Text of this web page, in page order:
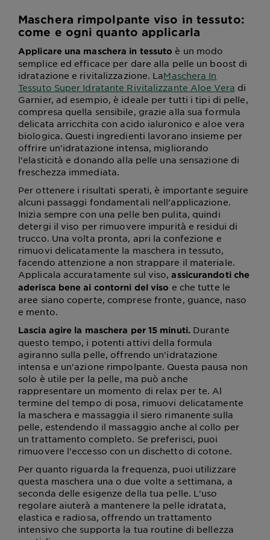
Maschera rimpolpante viso in tessuto:
come e ogni quanto applicarla
Applicare una maschera in tessuto è un modo
semplice ed efficace per dare alla pelle un boost di
idratazione e rivitalizzazione. LaMaschera In
Tessuto Super Idratante Rivitalizzante Aloe Vera di
Garnier, ad esempio, è ideale per tutti i tipi di pelle,
compresa quella sensibile, grazie alla sua formula
delicata arricchita con acido ialuronico e aloe vera
biologica. Questi ingredienti lavorano insieme per
offrire un'idratazione intensa, migliorando
l'elasticità e donando alla pelle una sensazione di
freschezza immediata.
Per ottenere i risultati sperati, è importante seguire
alcuni passaggi fondamentali nell'applicazione.
Inizia sempre con una pelle ben pulita, quindi
detergi il viso per rimuovere impurità e residui di
trucco. Una volta pronta, apri la confezione e
rimuovi delicatamente la maschera in tessuto,
facendo attenzione a non strappare il materiale.
Applicala accuratamente sul viso,assicurandoti che
aderisca bene ai contorni del viso e che tutte le
aree siano coperte, comprese fronte, guance, naso
e mento.
Lascia agire la maschera per 15 minuti.Durante
questo tempo, i potenti attivi della formula
agiranno sulla pelle, offrendo un'idratazione
intensa e un'azione rimpolpante. Questa pausa non
solo è utile per la pelle, ma può anche
rappresentare un momento di relax per te. Al
termine del tempo di posa, rimuovi delicatamente
la maschera e massaggia il siero rimanente sulla
pelle, estendendo il massaggio anche al collo per
un trattamento completo. Se preferisci, puoi
rimuovere l'eccesso con un dischetto di cotone.
Per quanto riguarda la frequenza, puoi utilizzare
questa maschera una o due volte a settimana, a
seconda delle esigenze della tua pelle. L'uso
regolare aiuterà a mantenere la pelle idratata,
elastica e radiosa, offrendo un trattamento
intensivo che supporta la tua routine di bellezza